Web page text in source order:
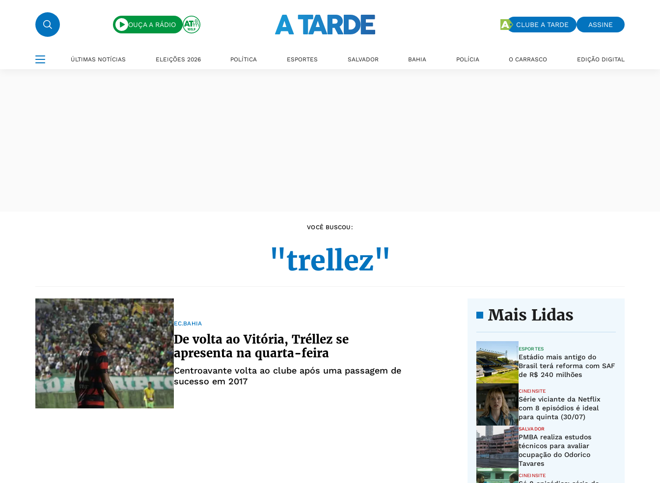
OUÇA A RÁDIO CLUBE A TARDE ASSINE
ÚLTIMAS NOTÍCIAS ELEIÇÕES 2026 POLÍTICA ESPORTES SALVADOR BAHIA POLÍCIA O CARRASCO EDIÇÃO DIGITAL
VOCÊ BUSCOU:
"trellez"
EC.BAHIA
De volta ao Vitória, Tréllez se
apresenta na quarta-feira
Centroavante volta ao clube após uma passagem de
sucesso em 2017
Mais Lidas
ESPORTES
Estádio mais antigo do
Brasil terá reforma com SAF
de R$ 240 milhões
CINEINSITE
Série viciante da Netflix
com 8 episódios é ideal
para quinta (30/07)
SALVADOR
PMBA realiza estudos
técnicos para avaliar
ocupação do Odorico
Tavares
CINEINSITE